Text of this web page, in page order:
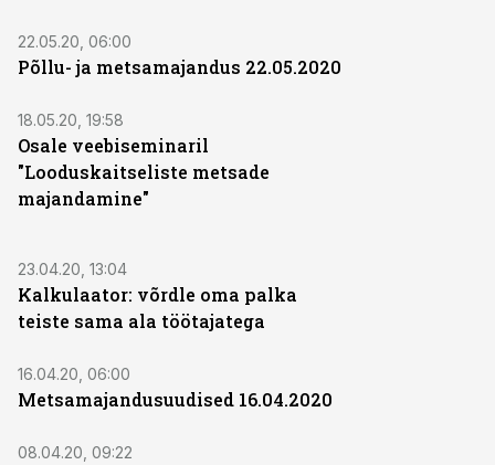
22.05.20, 06:00
Põllu- ja metsamajandus 22.05.2020
18.05.20, 19:58
Osale veebiseminaril
"Looduskaitseliste metsade
majandamine"
23.04.20, 13:04
Kalkulaator: võrdle oma palka
teiste sama ala töötajatega
16.04.20, 06:00
Metsamajandusuudised 16.04.2020
08.04.20, 09:22